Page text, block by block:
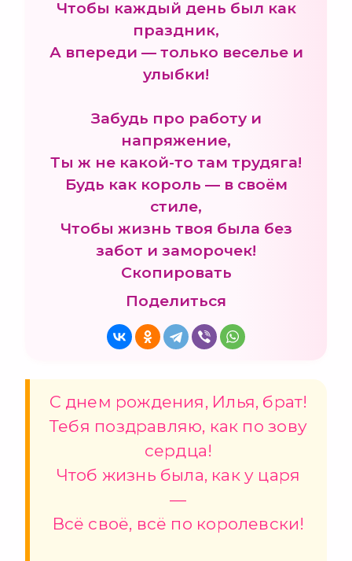
Чтобы каждый день был как
праздник,
А впереди — только веселье и
улыбки!
Забудь про работу и
напряжение,
Ты ж не какой-то там трудяга!
Будь как король — в своём
стиле,
Чтобы жизнь твоя была без
забот и заморочек!
Скопировать
Поделиться
С днем рождения, Илья, брат!
Тебя поздравляю, как по зову
сердца!
Чтоб жизнь была, как у царя
—
Всё своё, всё по королевски!